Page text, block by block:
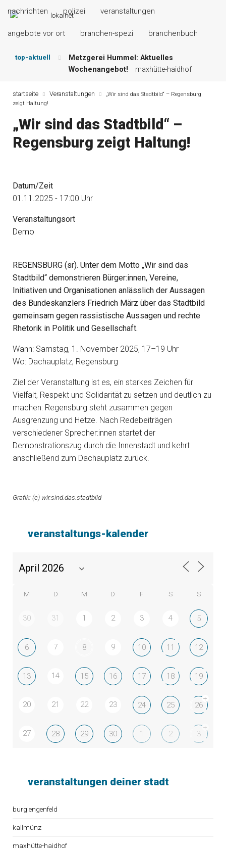
nachrichten polizei veranstaltungen
angebote vor ort branchen-spezi branchenbuch
top-aktuell
Metzgerei Hummel: Aktuelles
Wochenangebot!
maxhütte-haidhof
Grillspezialitäten u.v.m.!
kallmünz
Der „deutsche Michel“ muss nun
zahlen!
kommentare & serien &
leserbriefe
Region!
startseite Veranstaltungen
„Wir sind das Stadtbild“ – Regensburg
zeigt Haltung!
„Wir sind das Stadtbild“ –
Regensburg zeigt Haltung!
Datum/Zeit
01.11.2025 - 17:00 Uhr
Veranstaltungsort
Demo
REGENSBURG (sr). Unter dem Motto „Wir sind das
Stadtbild“ demonstrieren Bürger:innen, Vereine,
Initiativen und Organisationen anlässlich der Aussagen
des Bundeskanzlers Friedrich März über das Stadtbild
gemeinsam gegen rassistische Aussagen und rechte
Rhetorik in Politik und Gesellschaft.
Wann: Samstag, 1. November 2025, 17–19 Uhr
Wo: Dachauplatz, Regensburg
Ziel der Veranstaltung ist es, ein starkes Zeichen für
Vielfalt, Respekt und Solidarität zu setzen und deutlich zu
machen: Regensburg steht zusammen gegen
Ausgrenzung und Hetze. Nach Redebeiträgen
verschiedener Sprecher:innen startet der
Demonstrationszug durch die Innenstadt und kehrt
anschließend zum Dachauplatz zurück.
Grafik: (c) wir.sind.das.stadtbild
veranstaltungs-kalender
M D M D F S S
30 31 1 2 3 4 5
6 7 8 9 10 11 12
13 14 15 16 17 18 19
20 21 22 23 24 25 26
+
27 28 29 30 1 2 3
+
veranstaltungen deiner stadt
burglengenfeld
kallmünz
maxhütte-haidhof